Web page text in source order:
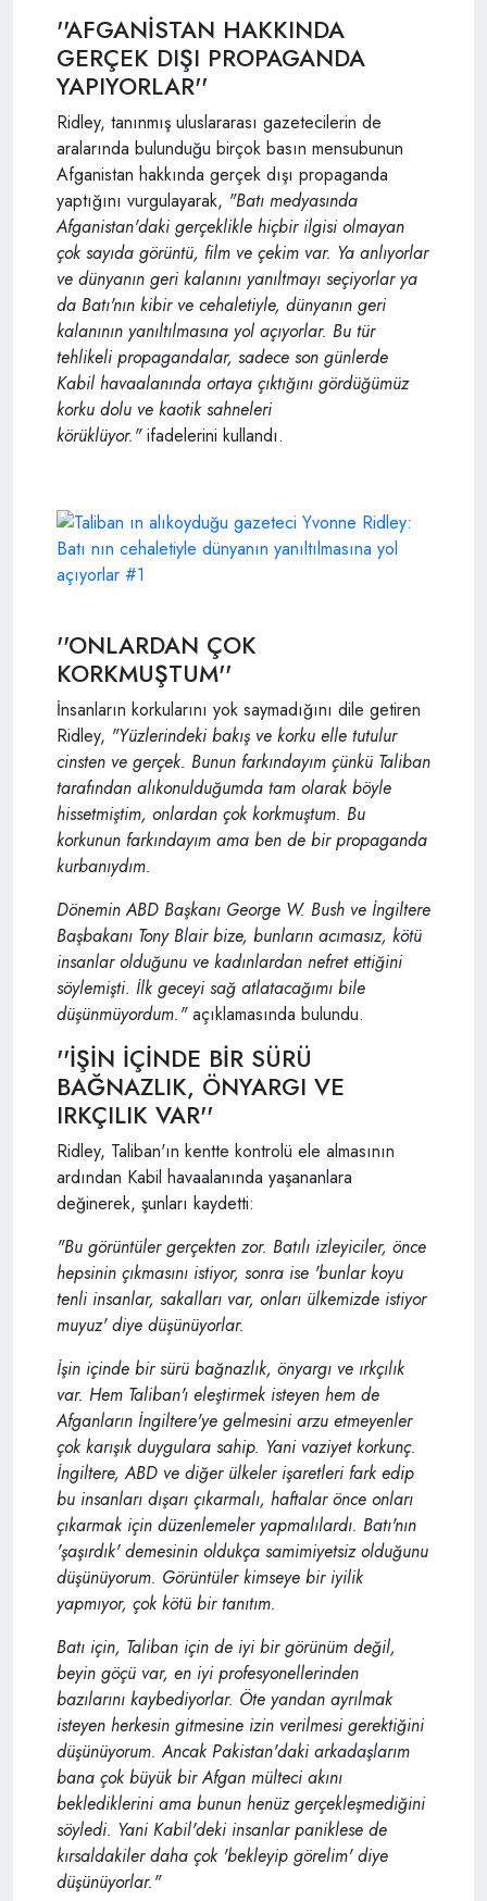
''AFGANİSTAN HAKKINDA
GERÇEK DIŞI PROPAGANDA
YAPIYORLAR''
Ridley, tanınmış uluslararası gazetecilerin de
aralarında bulunduğu birçok basın mensubunun
Afganistan hakkında gerçek dışı propaganda
yaptığını vurgulayarak, "Batı medyasında
Afganistan'daki gerçeklikle hiçbir ilgisi olmayan
çok sayıda görüntü, film ve çekim var. Ya anlıyorlar
ve dünyanın geri kalanını yanıltmayı seçiyorlar ya
da Batı'nın kibir ve cehaletiyle, dünyanın geri
kalanının yanıltılmasına yol açıyorlar. Bu tür
tehlikeli propagandalar, sadece son günlerde
Kabil havaalanında ortaya çıktığını gördüğümüz
korku dolu ve kaotik sahneleri
körüklüyor."ifadelerini kullandı.
''ONLARDAN ÇOK
KORKMUŞTUM''
İnsanların korkularını yok saymadığını dile getiren
Ridley, "Yüzlerindeki bakış ve korku elle tutulur
cinsten ve gerçek. Bunun farkındayım çünkü Taliban
tarafından alıkonulduğumda tam olarak böyle
hissetmiştim, onlardan çok korkmuştum. Bu
korkunun farkındayım ama ben de bir propaganda
kurbanıydım.
Dönemin ABD Başkanı George W. Bush ve İngiltere
Başbakanı Tony Blair bize, bunların acımasız, kötü
insanlar olduğunu ve kadınlardan nefret ettiğini
söylemişti. İlk geceyi sağ atlatacağımı bile
düşünmüyordum."açıklamasında bulundu.
''İŞİN İÇİNDE BİR SÜRÜ
BAĞNAZLIK, ÖNYARGI VE
IRKÇILIK VAR''
Ridley, Taliban'ın kentte kontrolü ele almasının
ardından Kabil havaalanında yaşananlara
değinerek, şunları kaydetti:
"Bu görüntüler gerçekten zor. Batılı izleyiciler, önce
hepsinin çıkmasını istiyor, sonra ise 'bunlar koyu
tenli insanlar, sakalları var, onları ülkemizde istiyor
muyuz' diye düşünüyorlar.
İşin içinde bir sürü bağnazlık, önyargı ve ırkçılık
var. Hem Taliban'ı eleştirmek isteyen hem de
Afganların İngiltere'ye gelmesini arzu etmeyenler
çok karışık duygulara sahip. Yani vaziyet korkunç.
İngiltere, ABD ve diğer ülkeler işaretleri fark edip
bu insanları dışarı çıkarmalı, haftalar önce onları
çıkarmak için düzenlemeler yapmalılardı. Batı'nın
'şaşırdık' demesinin oldukça samimiyetsiz olduğunu
düşünüyorum. Görüntüler kimseye bir iyilik
yapmıyor, çok kötü bir tanıtım.
Batı için, Taliban için de iyi bir görünüm değil,
beyin göçü var, en iyi profesyonellerinden
bazılarını kaybediyorlar. Öte yandan ayrılmak
isteyen herkesin gitmesine izin verilmesi gerektiğini
düşünüyorum. Ancak Pakistan'daki arkadaşlarım
bana çok büyük bir Afgan mülteci akını
beklediklerini ama bunun henüz gerçekleşmediğini
söyledi. Yani Kabil'deki insanlar paniklese de
kırsaldakiler daha çok 'bekleyip görelim' diye
düşünüyorlar."